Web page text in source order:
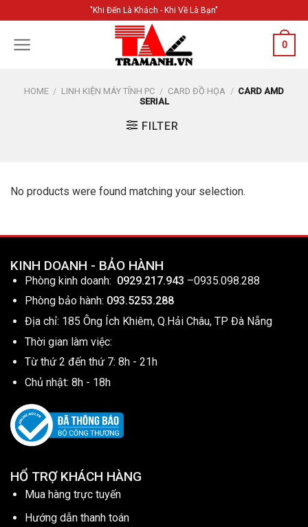
content
"Khi Đến Là Khách - Khi Về Là Bạn"
0
HOME / LINH KIỆN MÁY TÍNH PC / CARD ĐỒ HỌA / CARD AMD
SERIAL
FILTER
No products were found matching your selection.
KINH DOANH - BẢO HÀNH
Phòng kinh doanh: 0929.217.943 –0935.098.288
Phòng bảo hành: 093.5253.288
Địa chỉ: 185 Ông Ích Khiêm, Q.Hải Châu, TP Đà Nẵng
Thời gian làm việc:
Từ thứ 2 đến thứ 7: 8h - 21h
Chủ nhật: 8h - 18h
HỔ TRỢ KHÁCH HÀNG
Mua hàng trực tuyến
Hướng dẫn thanh toán